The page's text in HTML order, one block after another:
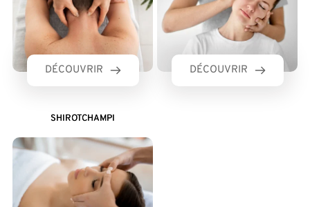
DÉCOUVRIR DÉCOUVRIR
SHIROTCHAMPI